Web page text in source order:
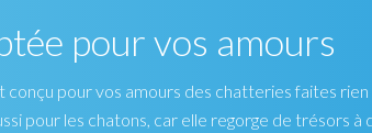
pour vos amours
conçu pour vos amours des chatteries faites rien
pour les chatons, car elle regorge de trésors